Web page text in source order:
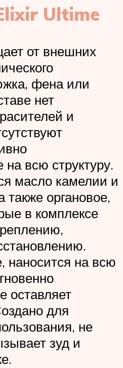
Ultime
от внешних
фена или
нет
и
всю структуру.
масло камелии и
органовое,
в комплексе
наносится на всю
оставляет
для
не
зуд и